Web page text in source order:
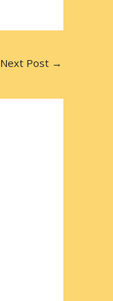
Next Post →